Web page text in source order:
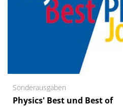
Sonderausgaben
Physics' Best und Best of